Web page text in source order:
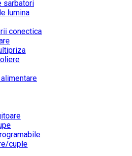
sarbatori
lumina
conectica
cuple